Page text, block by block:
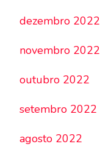
dezembro 2022
novembro 2022
outubro 2022
setembro 2022
agosto 2022